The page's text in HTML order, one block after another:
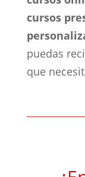
cursos
puedas
que